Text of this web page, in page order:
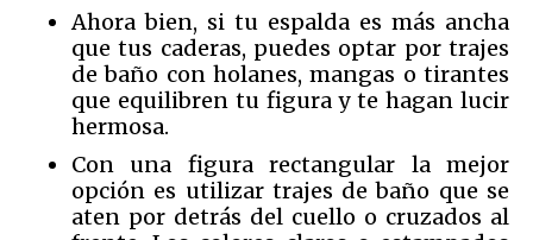
Ahora bien, si tu espalda es más ancha
que tus caderas, puedes optar por trajes
de baño con holanes, mangas o tirantes
que equilibren tu figura y te hagan lucir
hermosa.
Con una figura rectangular la mejor
opción es utilizar trajes de baño que se
aten por detrás del cuello o cruzados al